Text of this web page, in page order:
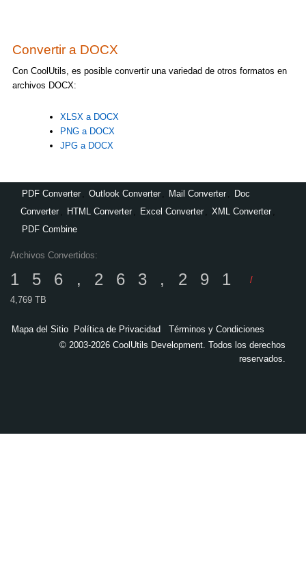
Convertir a DOCX
Con CoolUtils, es posible convertir una variedad de otros formatos en
archivos DOCX:
XLSX a DOCX
PNG a DOCX
JPG a DOCX
PDF Converter Outlook Converter Mail Converter
Doc
Converter
HTML Converter Excel Converter XML Converter
PDF Combine
Archivos Convertidos:
156,263,291
/
4,769 TB
Mapa del Sitio Política de Privacidad
Términos y Condiciones
© 2003-2026 CoolUtils Development. Todos los derechos
reservados.